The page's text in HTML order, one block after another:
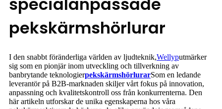
pekskärmshörlurar
I den snabbt föränderliga världen av ljudteknik,Wellyputmärker
sig som en pionjär inom utveckling och tillverkning av
banbrytande teknologierpekskärmshörlurarSom en ledande
leverantör på B2B-marknaden skiljer vårt fokus på innovation,
anpassning och kvalitetskontroll oss från konkurrenterna. Den
här artikeln utforskar de unika egenskaperna hos våra